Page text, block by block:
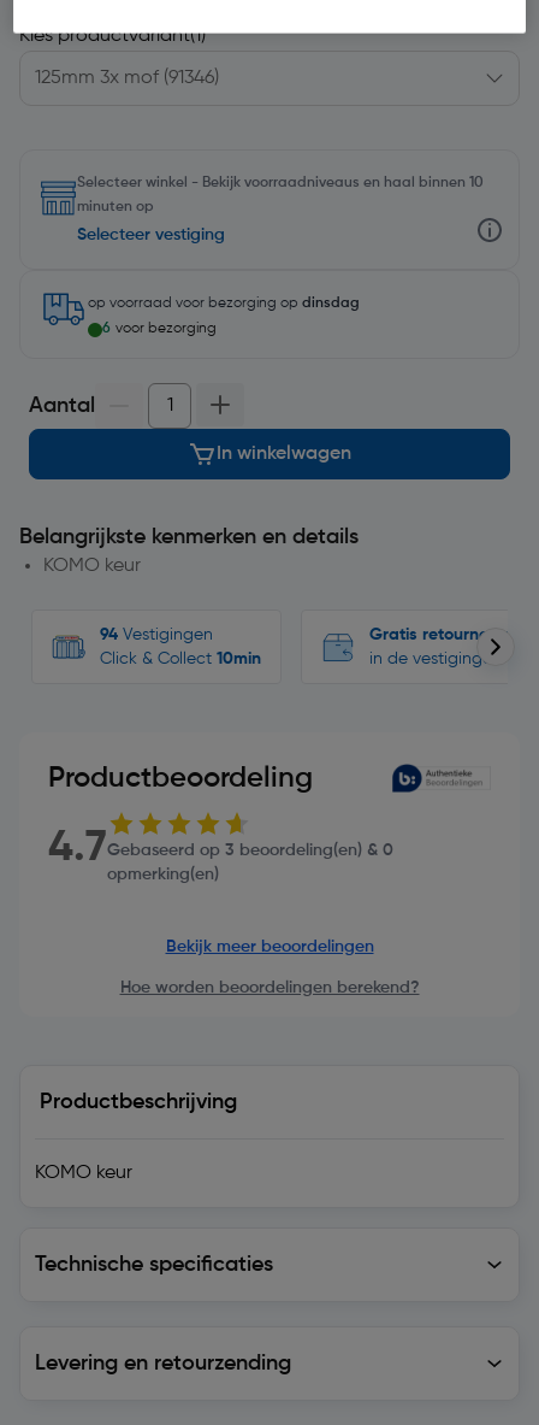
Kies productvariant(1)
Selecteer winkel - Bekijk voorraadniveaus en haal binnen 10
minuten op
Selecteer vestiging
op voorraad voor bezorging op dinsdag
6 voor bezorging
Aantal
In winkelwagen
Belangrijkste kenmerken en details
KOMO keur
94 Vestigingen
Click & Collect 10min
Gratis retourneren
in de vestigingen
Productbeoordeling
4.7Gebaseerd op 3 beoordeling(en) & 0
opmerking(en)
Bekijk meer beoordelingen
Hoe worden beoordelingen berekend?
Productbeschrijving
KOMO keur
Technische specificaties
Levering en retourzending